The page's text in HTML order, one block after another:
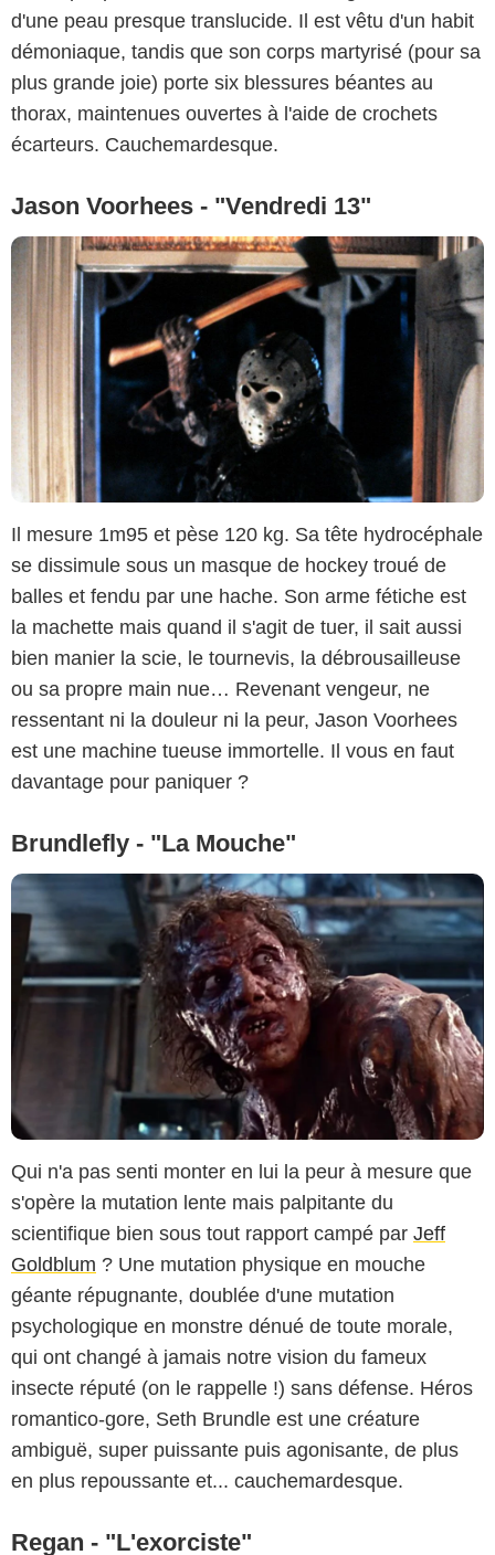
d'une peau presque translucide. Il est vêtu d'un habit
démoniaque, tandis que son corps martyrisé (pour sa
plus grande joie) porte six blessures béantes au
thorax, maintenues ouvertes à l'aide de crochets
écarteurs. Cauchemardesque.
Jason Voorhees - "Vendredi 13"
Il mesure 1m95 et pèse 120 kg. Sa tête hydrocéphale
se dissimule sous un masque de hockey troué de
balles et fendu par une hache. Son arme fétiche est
la machette mais quand il s'agit de tuer, il sait aussi
bien manier la scie, le tournevis, la débrousailleuse
ou sa propre main nue… Revenant vengeur, ne
ressentant ni la douleur ni la peur, Jason Voorhees
est une machine tueuse immortelle. Il vous en faut
davantage pour paniquer ?
Brundlefly - "La Mouche"
Qui n'a pas senti monter en lui la peur à mesure que
s'opère la mutation lente mais palpitante du
scientifique bien sous tout rapport campé par Jeff
Goldblum ? Une mutation physique en mouche
géante répugnante, doublée d'une mutation
psychologique en monstre dénué de toute morale,
qui ont changé à jamais notre vision du fameux
insecte réputé (on le rappelle !) sans défense. Héros
romantico-gore, Seth Brundle est une créature
ambiguë, super puissante puis agonisante, de plus
en plus repoussante et... cauchemardesque.
Regan - "L'exorciste"